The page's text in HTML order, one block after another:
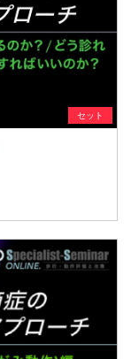
セット